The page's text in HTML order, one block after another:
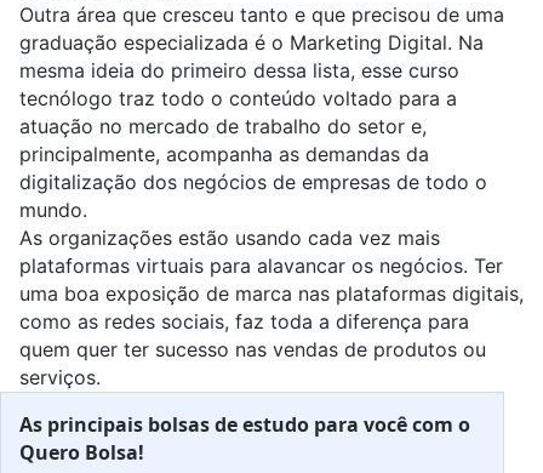
Outra área que cresceu tanto e que precisou de uma
graduação especializada é o Marketing Digital. Na
mesma ideia do primeiro dessa lista, esse curso
tecnólogo traz todo o conteúdo voltado para a
atuação no mercado de trabalho do setor e,
principalmente, acompanha as demandas da
digitalização dos negócios de empresas de todo o
mundo.
As organizações estão usando cada vez mais
plataformas virtuais para alavancar os negócios. Ter
uma boa exposição de marca nas plataformas digitais,
como as redes sociais, faz toda a diferença para
quem quer ter sucesso nas vendas de produtos ou
serviços.
As principais bolsas de estudo para você com o
Quero Bolsa!